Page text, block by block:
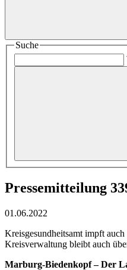
Suche
Pressemitteilung
01.06.2022
Kreisgesundheitsamt impft
Kreisverwaltung bleibt auch
Marburg-Biedenkopf – Der